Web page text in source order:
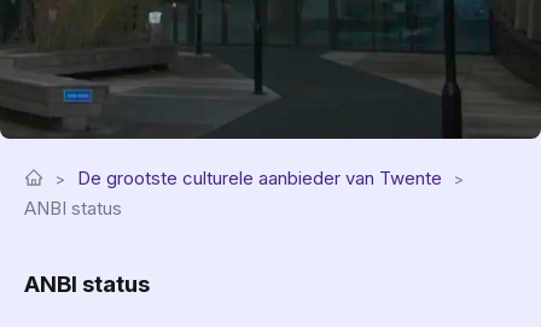
De grootste culturele aanbieder van Twente
ANBI status
ANBI status